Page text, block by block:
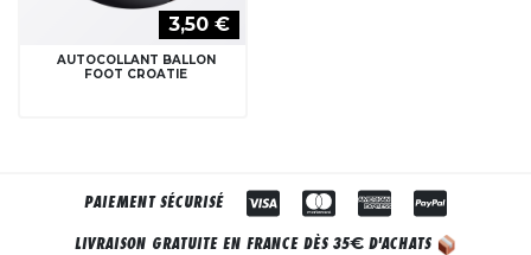
3,50 €
AUTOCOLLANT BALLON
FOOT CROATIE
PAIEMENT SÉCURISÉ
LIVRAISON GRATUITE EN FRANCE DÈS 35€ D'ACHATS